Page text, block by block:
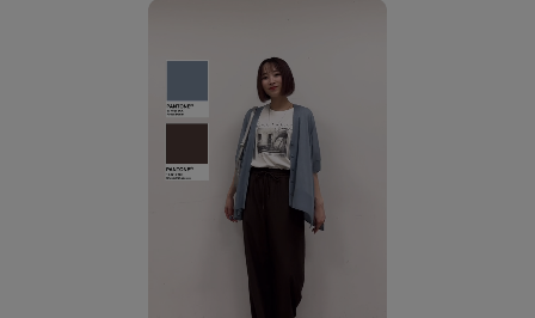
広めに設計したお袖口は、通気性が良く涼しいだけでなく、
二の腕を華奢に見せてくれる効果も。
またロールアップデザインでこなれ感もプラスしています。
忙しい朝も迷わず手に取れる、夏のお助け軽やかシャツです。
イージーパンツと合わせればリラクシーで楽ちんな着こなしになります。
前後差があるため、インしなくてもバランスよく着ていただけます。